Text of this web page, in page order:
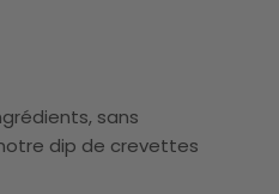
sans
dip de crevettes